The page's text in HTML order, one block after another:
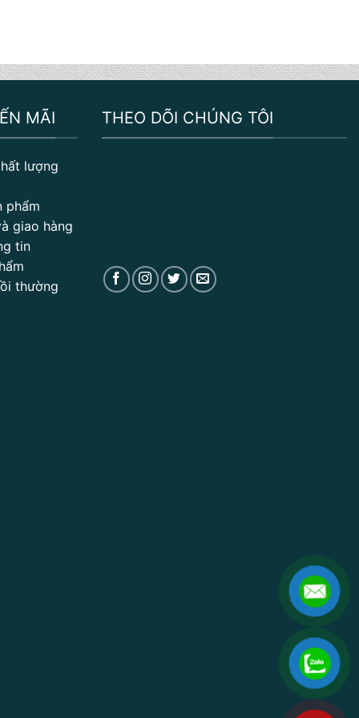
MÃI
lượng
phẩm
giao hàng
tin
thường
THEO DÕI CHÚNG TÔI